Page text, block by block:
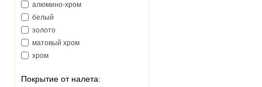
алюмино-хром
белый
золото
матовый хром
хром
Покрытие от налета: